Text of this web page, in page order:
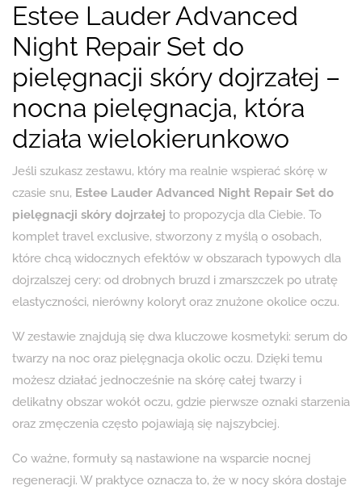
Estee Lauder Advanced
Night Repair Set do
pielęgnacji skóry dojrzałej –
nocna pielęgnacja, która
działa wielokierunkowo
Jeśli szukasz zestawu, który ma realnie wspierać skórę w
czasie snu, Estee Lauder Advanced Night Repair Set do
pielęgnacji skóry dojrzałej to propozycja dla Ciebie. To
komplet travel exclusive, stworzony z myślą o osobach,
które chcą widocznych efektów w obszarach typowych dla
dojrzalszej cery: od drobnych bruzd i zmarszczek po utratę
elastyczności, nierówny koloryt oraz znużone okolice oczu.
W zestawie znajdują się dwa kluczowe kosmetyki: serum do
twarzy na noc oraz pielęgnacja okolic oczu. Dzięki temu
możesz działać jednocześnie na skórę całej twarzy i
delikatny obszar wokół oczu, gdzie pierwsze oznaki starzenia
oraz zmęczenia często pojawiają się najszybciej.
Co ważne, formuły są nastawione na wsparcie nocnej
regeneracji. W praktyce oznacza to, że w nocy skóra dostaje